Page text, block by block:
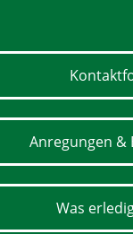
Anregungen &
Was